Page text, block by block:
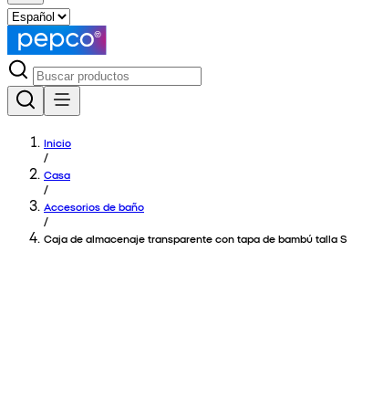
Inicio
/
Casa
/
Accesorios de baño
/
Caja de almacenaje transparente con tapa de bambú talla S